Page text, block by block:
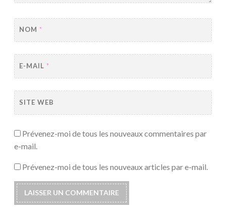
NOM *
E-MAIL *
SITE WEB
Prévenez-moi de tous les nouveaux commentaires par
e-mail.
Prévenez-moi de tous les nouveaux articles par e-mail.